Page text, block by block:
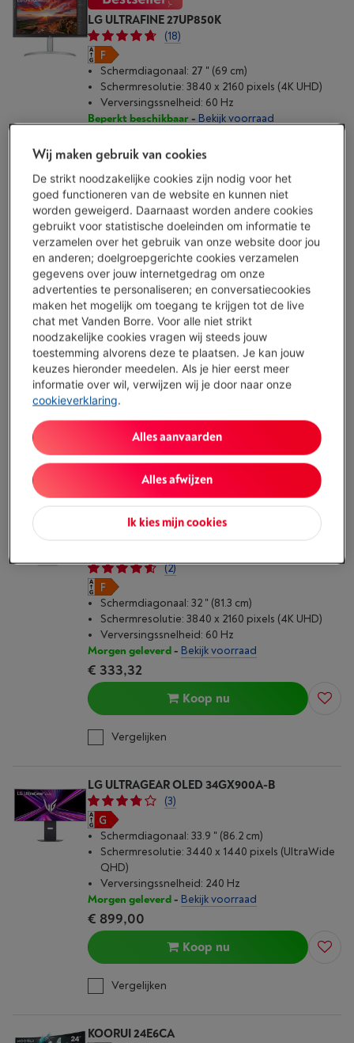
LG ULTRAFINE 27UP850K
(18)
Schermdiagonaal: 27 " (69 cm)
Schermresolutie: 3840 x 2160 pixels (4K UHD)
Verversingssnelheid: 60 Hz
Beperkt beschikbaar- Bekijk voorraad
Vergelijken
SAMSUNG LS27D396GAUXEN
(3)
Schermdiagonaal: 27 " (69 cm)
Schermresolutie: 1920 x 1080 pixels (Full HD)
Verversingssnelheid: 100 Hz
Morgen geleverd- Bekijk voorraad
€ 129,00
Koop nu
Vergelijken
(2)
Schermdiagonaal: 32 " (81.3 cm)
Schermresolutie: 3840 x 2160 pixels (4K UHD)
Verversingssnelheid: 60 Hz
Morgen geleverd- Bekijk voorraad
€ 333,32
Koop nu
Vergelijken
LG ULTRAGEAR OLED 34GX900A-B
(3)
Schermdiagonaal: 33.9 " (86.2 cm)
Schermresolutie: 3440 x 1440 pixels (UltraWide
QHD)
Verversingssnelheid: 240 Hz
Morgen geleverd- Bekijk voorraad
€ 899,00
Koop nu
Vergelijken
KOORUI 24E6CA
Wij maken gebruik van cookies
De strikt noodzakelijke cookies zijn nodig voor het
goed functioneren van de website en kunnen niet
worden geweigerd. Daarnaast worden andere cookies
gebruikt voor statistische doeleinden om informatie te
verzamelen over het gebruik van onze website door jou
en anderen; doelgroepgerichte cookies verzamelen
gegevens over jouw internetgedrag om onze
advertenties te personaliseren; en conversatiecookies
maken het mogelijk om toegang te krijgen tot de live
chat met Vanden Borre. Voor alle niet strikt
noodzakelijke cookies vragen wij steeds jouw
toestemming alvorens deze te plaatsen. Je kan jouw
keuzes hieronder meedelen. Als je hier eerst meer
informatie over wil, verwijzen wij je door naar onze
cookieverklaring.
Ik kies mijn cookies
Alles afwijzen
Alles aanvaarden